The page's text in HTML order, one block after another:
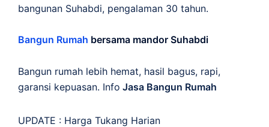
bangunan Suhabdi, pengalaman 30 tahun.
Bangun Rumah bersama mandor Suhabdi
Bangun rumah lebih hemat, hasil bagus, rapi,
garansi kepuasan. Info Jasa Bangun Rumah
UPDATE : Harga Tukang Harian